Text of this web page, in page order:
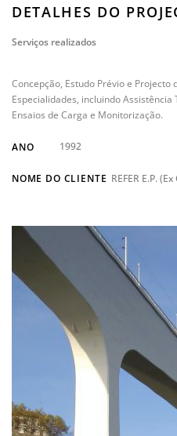
DETALHES DO
Serviços realizados
Concepção, Estudo Prévio e Projecto
Especialidades, incluindo
Ensaios de Carga e Monitorização.
ANO 1992
NOME DO CLIENTE REFER E.P. (Ex